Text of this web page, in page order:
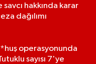
hakkında karar
dağılımı
operasyonunda
sayısı 7'ye